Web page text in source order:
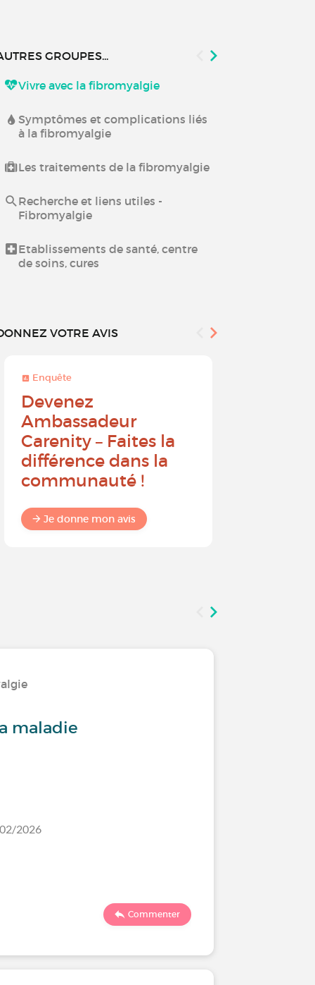
GROUPES...
Vivre avec la fibromyalgie
Symptômes et complications liés
à la fibromyalgie
Les traitements de la fibromyalgie
Recherche et liens utiles -
Fibromyalgie
Etablissements de santé, centre
de soins, cures
VOTRE AVIS
Enquête
Devenez
Ambassadeur
Carenity – Faites la
différence dans la
communauté !
Je donne mon avis
maladie
2026
Commenter